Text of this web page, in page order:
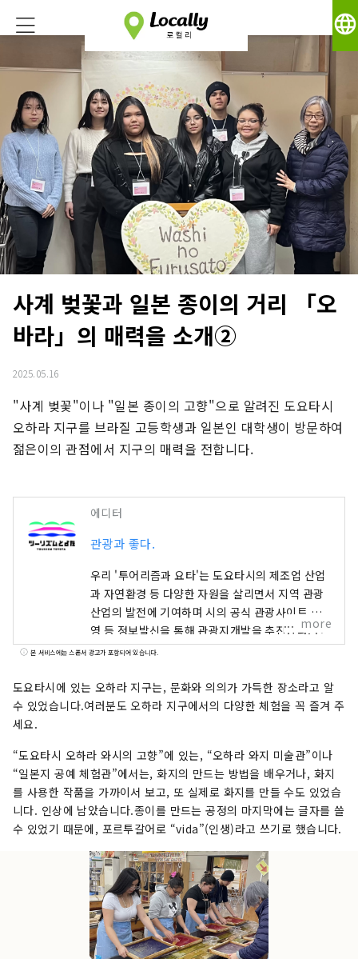
language
사계 벚꽃과 일본 종이의 거리 「오
바라」의 매력을 소개②
2025.05.16
"사계 벚꽃"이나 "일본 종이의 고향"으로 알려진 도요타시
오하라 지구를 브라질 고등학생과 일본인 대학생이 방문하여
젊은이의 관점에서 지구의 매력을 전합니다.
에디터
관광과 좋다.
우리 '투어리즘과 요타'는 도요타시의 제조업 산업
과 자연환경 등 다양한 자원을 살리면서 지역 관광
산업의 발전에 기여하며 시의 공식 관광사이트 운
영 등 정보발신을 통해 관광지개발을 추진한다. 단
체입니다. 도카이 지구에서 인기의 단풍 스포트
방문하는 도카이 지구 최대 규모의 「도요타 오이
덴 축제 불꽃놀이」, 전국 유수의 현대 미술을 전시
관광 명소를 가지고, 일년 내내 여러 번 방문해 주었
으면 하는 매력 있는 거리입니다. 도요타시를 관광
지로서도 장래에 걸쳐 선택되는 거리가 되도록, 우
리는, 토요타의 매력을 “전해”, 관광 자원을 “연
마”, 관광으로 지역의 발전에 “공헌”할 수 있도록
활동하고 있습니다 합니다.
more
본 서비스에는 스폰서 광고가 포함되어 있습니다.
도요타시에 있는 오하라 지구는, 문화와 의의가 가득한 장소라고 알
수 있었습니다.여러분도 오하라 지구에서의 다양한 체험을 꼭 즐겨 주
세요.
“도요타시 오하라 와시의 고향”에 있는, “오하라 와지 미술관”이나
“일본지 공예 체험관”에서는, 화지의 만드는 방법을 배우거나, 화지
를 사용한 작품을 가까이서 보고, 또 실제로 화지를 만들 수도 있었습
니다. 인상에 남았습니다.종이를 만드는 공정의 마지막에는 글자를 쓸
수 있었기 때문에, 포르투갈어로 “vida”(인생)라고 쓰기로 했습니다.